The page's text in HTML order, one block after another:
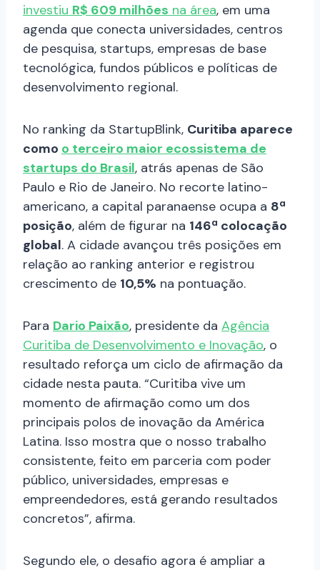
investiu R$ 609 milhões na área, em uma
agenda que conecta universidades, centros
de pesquisa, startups, empresas de base
tecnológica, fundos públicos e políticas de
desenvolvimento regional.
No ranking da StartupBlink, Curitiba aparece
como o terceiro maior ecossistema de
startups do Brasil, atrás apenas de São
Paulo e Rio de Janeiro. No recorte latino-
americano, a capital paranaense ocupa a 8ª
posição, além de figurar na 146ª colocação
global. A cidade avançou três posições em
relação ao ranking anterior e registrou
crescimento de 10,5% na pontuação.
Para Dario Paixão, presidente da Agência
Curitiba de Desenvolvimento e Inovação, o
resultado reforça um ciclo de afirmação da
cidade nesta pauta. “Curitiba vive um
momento de afirmação como um dos
principais polos de inovação da América
Latina. Isso mostra que o nosso trabalho
consistente, feito em parceria com poder
público, universidades, empresas e
empreendedores, está gerando resultados
concretos”, afirma.
Segundo ele, o desafio agora é ampliar a